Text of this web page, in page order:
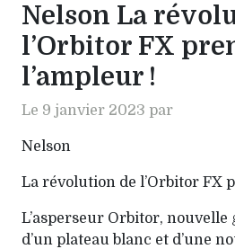
Nelson La
l’Orbitor FX
l’ampleur !
Le 9 janvier 2023 par
Nelson
La révolution de l’Orbitor FX
L’asperseur Orbitor, nouvelle
d’un plateau blanc et d’une